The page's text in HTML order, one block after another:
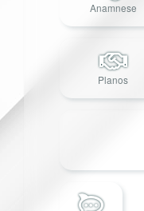
Anamnese
Planos